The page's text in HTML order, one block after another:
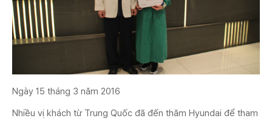
Ngày 15 tháng 3 năm 2016
Nhiều vị khách từ Trung Quốc đã đến thăm Hyundai để tham